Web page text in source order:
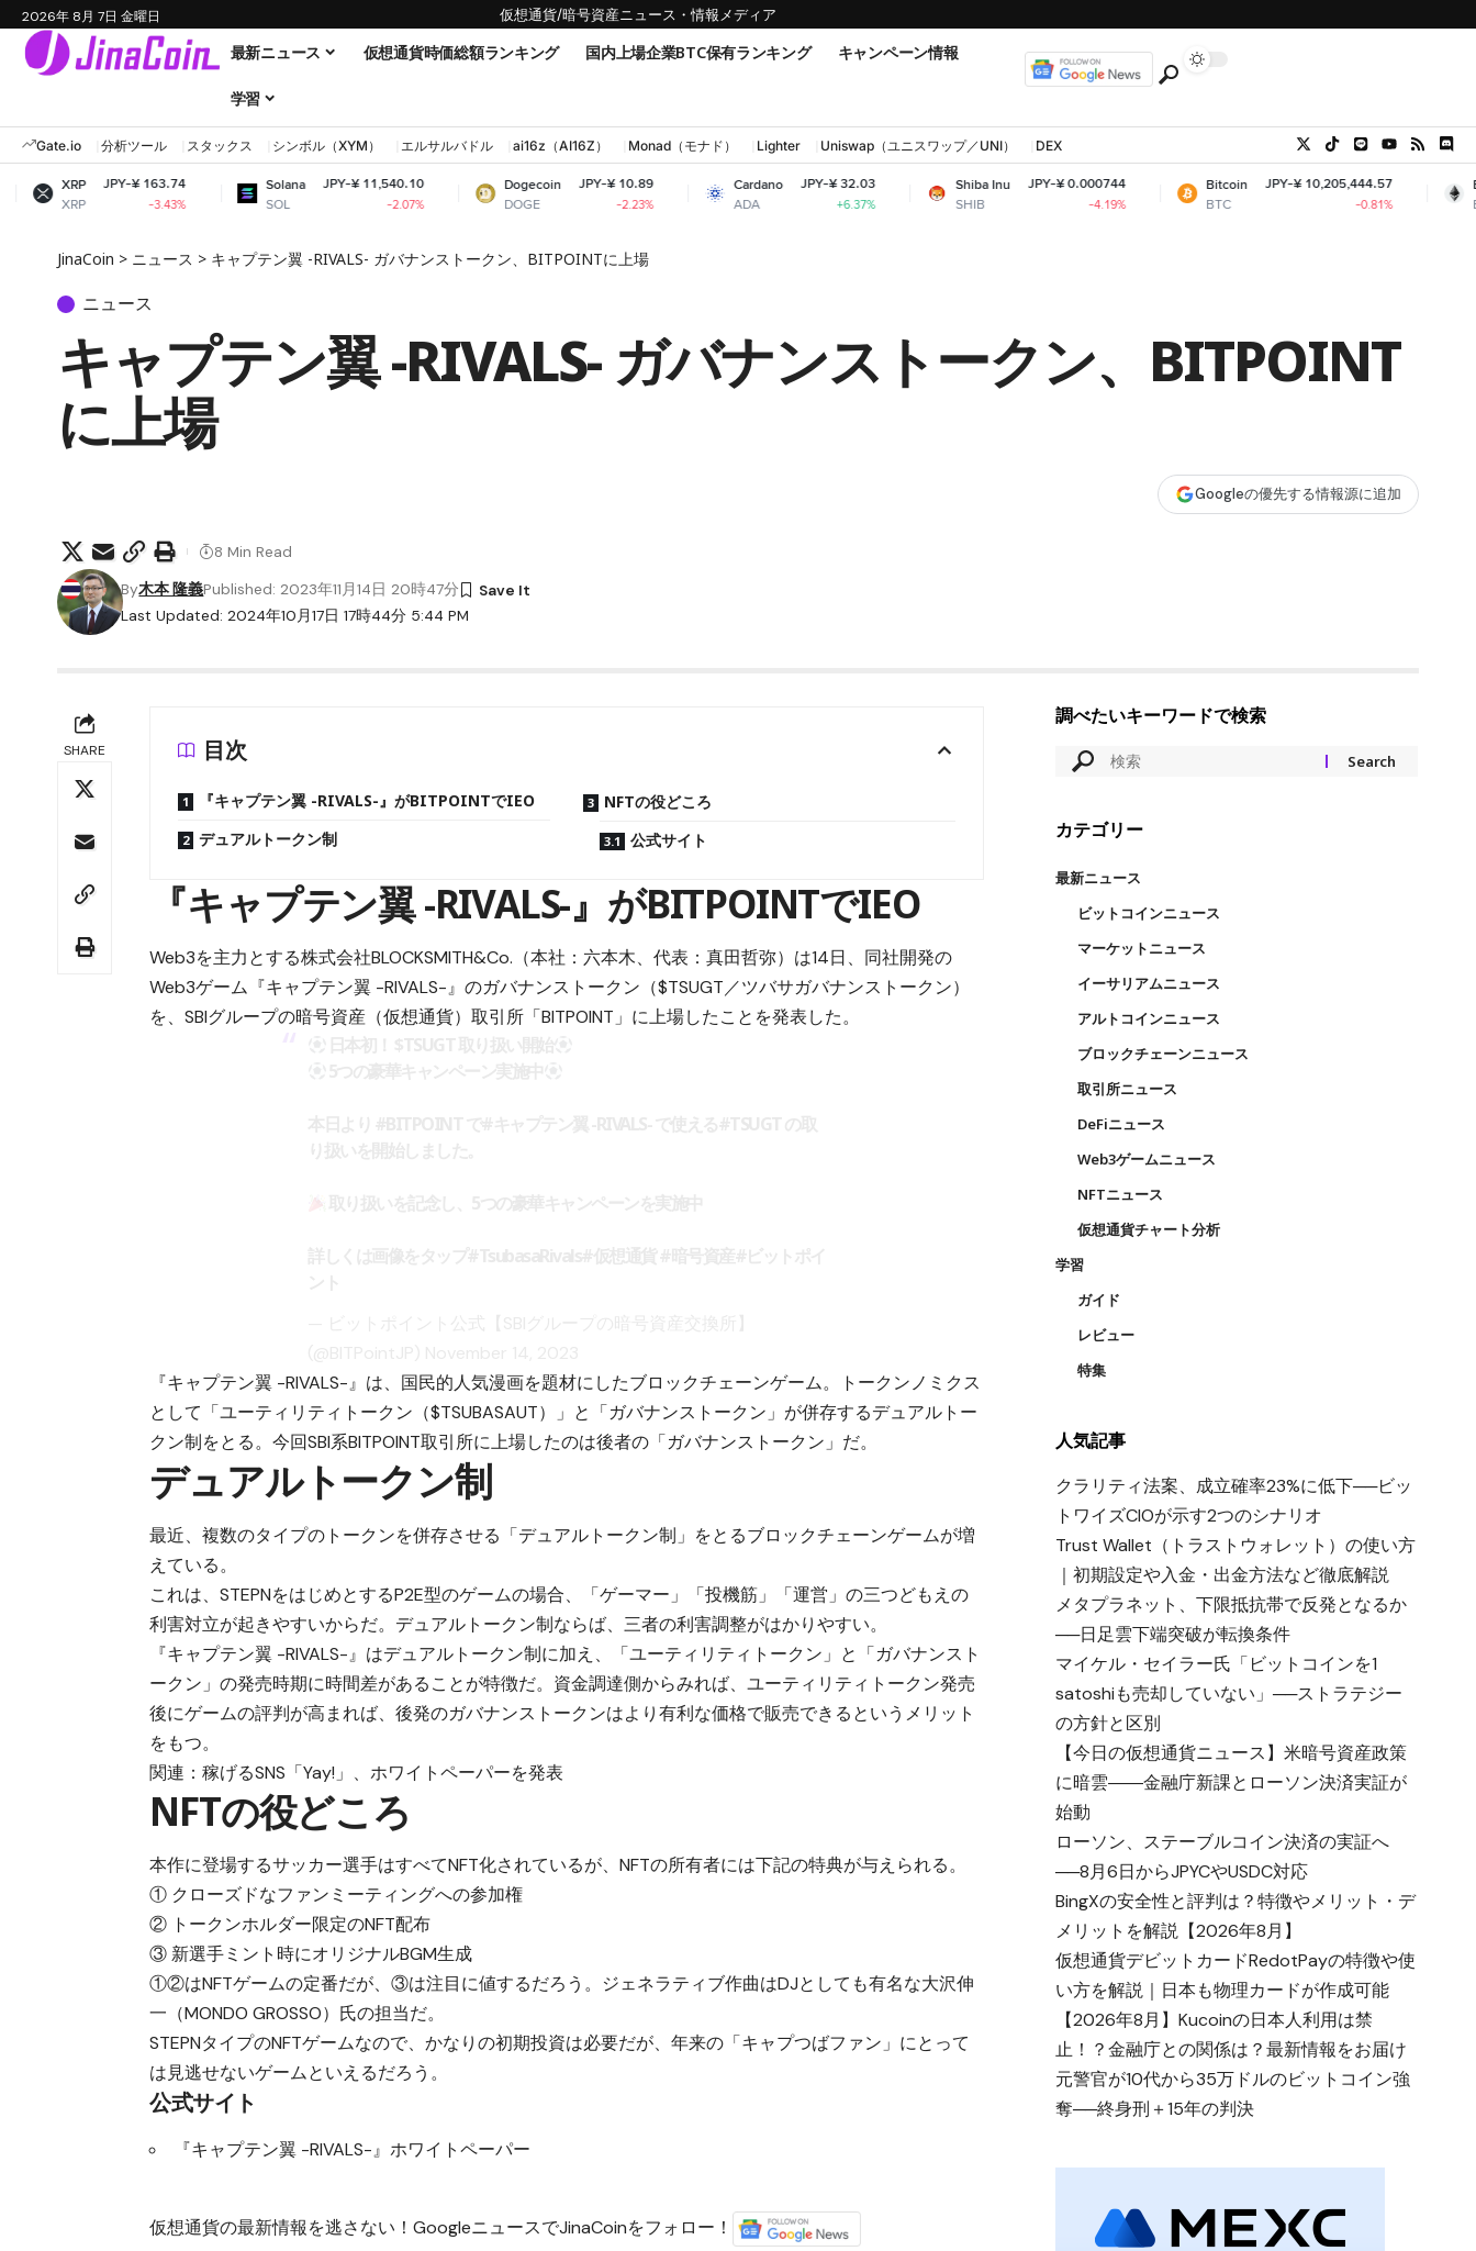
2026年 8月 7日 金曜日 仮想通貨/暗号資産ニュース・情報メディア
最新ニュース 仮想通貨時価総額ランキング 国内上場企業BTC保有ランキング キャンペーン情報
学習
Gate.io 分析ツール スタックス シンボル（XYM） エルサルバドル ai16z（AI16Z） Monad（モナド） Lighter Uniswap（ユニスワップ／UNI） DEX
JPY-¥ 163.74
-3.43%
Solana
SOL
JPY-¥ 11,540.10
Dogecoin
DOGE
JPY-¥ 10.89
-2.23%
Cardano
ADA
JPY-¥ 32.03
+6.37%
Shiba Inu
SHIB
JPY-¥ 0.000744
Bitcoin
BTC
JPY-¥ 10,205,444.57
Ethereum
ETH
JinaCoin > ニュース > キャプテン翼 -RIVALS- ガバナンストークン、BITPOINTに上場
ニュース
キャプテン翼 -RIVALS- ガバナンストークン、BITPOINT
に上場
Googleの優先する情報源に追加
Last Updated: 2024年10月17日 17時44分 5:44 PM
By木本 隆義Published: 2023年11月14日 20時47分
8 Min Read
SHARE 目次
『キャプテン翼 -RIVALS-』がBITPOINTでIEO
デュアルトークン制
NFTの役どころ
公式サイト
『キャプテン翼 -RIVALS-』がBITPOINTでIEO
Web3を主力とする株式会社BLOCKSMITH&Co.（本社：六本木、代表：真田哲弥）は14日、同社開発の
Web3ゲーム『キャプテン翼 -RIVALS-』のガバナンストークン（$TSUGT／ツバサガバナンストークン）
を、SBIグループの暗号資産（仮想通貨）取引所「BITPOINT」に上場したことを発表した。
『キャプテン翼 -RIVALS-』は、国民的人気漫画を題材にしたブロックチェーンゲーム。トークンノミクス
として「ユーティリティトークン（$TSUBASAUT）」と「ガバナンストークン」が併存するデュアルトー
クン制をとる。今回SBI系BITPOINT取引所に上場したのは後者の「ガバナンストークン」だ。
デュアルトークン制
最近、複数のタイプのトークンを併存させる「デュアルトークン制」をとるブロックチェーンゲームが増
えている。
これは、STEPNをはじめとするP2E型のゲームの場合、「ゲーマー」「投機筋」「運営」の三つどもえの
利害対立が起きやすいからだ。デュアルトークン制ならば、三者の利害調整がはかりやすい。
『キャプテン翼 -RIVALS-』はデュアルトークン制に加え、「ユーティリティトークン」と「ガバナンスト
ークン」の発売時期に時間差があることが特徴だ。資金調達側からみれば、ユーティリティトークン発売
後にゲームの評判が高まれば、後発のガバナンストークンはより有利な価格で販売できるというメリット
をもつ。
関連：稼げるSNS「Yay!」、ホワイトペーパーを発表
NFTの役どころ
本作に登場するサッカー選手はすべてNFT化されているが、NFTの所有者には下記の特典が与えられる。
① クローズドなファンミーティングへの参加権
② トークンホルダー限定のNFT配布
③ 新選手ミント時にオリジナルBGM生成
①②はNFTゲームの定番だが、③は注目に値するだろう。ジェネラティブ作曲はDJとしても有名な大沢伸
一（MONDO GROSSO）氏の担当だ。
STEPNタイプのNFTゲームなので、かなりの初期投資は必要だが、年来の「キャプつばファン」にとって
は見逃せないゲームといえるだろう。
公式サイト
『キャプテン翼 -RIVALS-』ホワイトペーパー
仮想通貨の最新情報を逃さない！GoogleニュースでJinaCoinをフォロー！
調べたいキーワードで検索
カテゴリー
最新ニュース
ビットコインニュース
マーケットニュース
イーサリアムニュース
アルトコインニュース
ブロックチェーンニュース
取引所ニュース
DeFiニュース
Web3ゲームニュース
NFTニュース
仮想通貨チャート分析
学習
ガイド
レビュー
特集
人気記事
クラリティ法案、成立確率23%に低下──ビッ
トワイズCIOが示す2つのシナリオ
Trust Wallet（トラストウォレット）の使い方
｜初期設定や入金・出金方法など徹底解説
メタプラネット、下限抵抗帯で反発となるか
──日足雲下端突破が転換条件
マイケル・セイラー氏「ビットコインを1
satoshiも売却していない」──ストラテジー
の方針と区別
【今日の仮想通貨ニュース】米暗号資産政策
に暗雲――金融庁新課とローソン決済実証が
始動
ローソン、ステーブルコイン決済の実証へ
──8月6日からJPYCやUSDC対応
BingXの安全性と評判は？特徴やメリット・デ
メリットを解説【2026年8月】
仮想通貨デビットカードRedotPayの特徴や使
い方を解説｜日本も物理カードが作成可能
【2026年8月】Kucoinの日本人利用は禁
止！？金融庁との関係は？最新情報をお届け
元警官が10代から35万ドルのビットコイン強
奪──終身刑＋15年の判決